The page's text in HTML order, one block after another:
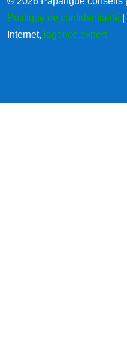
Politique de confidentialité
Internet, lagence.expert